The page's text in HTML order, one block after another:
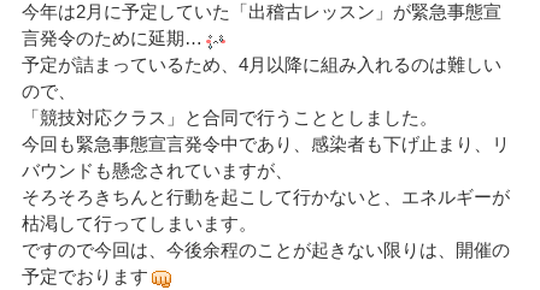
今年は2月に予定していた「出稽古レッスン」が緊急事態宣
言発令のために延期…
予定が詰まっているため、4月以降に組み入れるのは難しい
ので、
「競技対応クラス」と合同で行うこととしました。
今回も緊急事態宣言発令中であり、感染者も下げ止まり、リ
バウンドも懸念されていますが、
そろそろきちんと行動を起こして行かないと、エネルギーが
枯渇して行ってしまいます。
ですので今回は、今後余程のことが起きない限りは、開催の
予定でおります